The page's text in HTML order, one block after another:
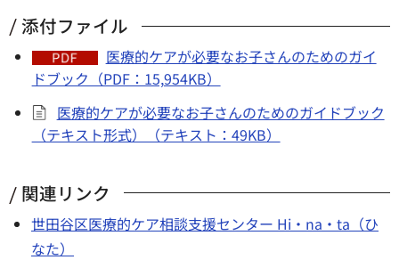
添付ファイル
医療的ケアが必要なお子さんのためのガイ
ドブック（PDF：15,954KB）
医療的ケアが必要なお子さんのためのガイドブック
（テキスト形式）（テキスト：49KB）
関連リンク
世田谷区医療的ケア相談支援センター Hi・na・ta（ひ
なた）